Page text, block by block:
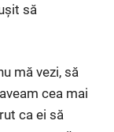
să
mă vezi, să
cea mai
ca ei să